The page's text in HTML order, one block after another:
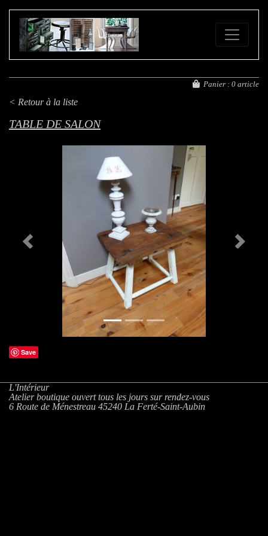
Panier : 0 article
< Retour à la liste
TABLE DE SALON
Previous Next
Save
L'Intérieur
Atelier boutique ouvert tous les jours sur rendez-vous
6 Route de Ménestreau 45240 La Ferté-Saint-Aubin